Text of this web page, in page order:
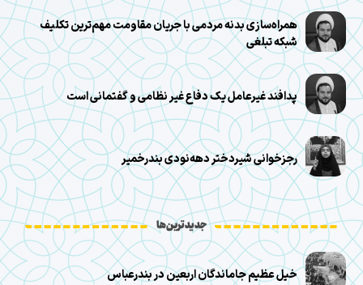
همراه‌سازی بدنه مردمی با جریان مقاومت مهم‌ترین تکلیف
شبکه تبلغی
پدافند غیرعامل یک دفاع غیر نظامی و گفتمانی است
رجزخوانی شیر‌دختر دهه‌نودی بندرخمیر
جدیدترین‌ها
خیل عظیم جاماندگان اربعین در بندرعباس